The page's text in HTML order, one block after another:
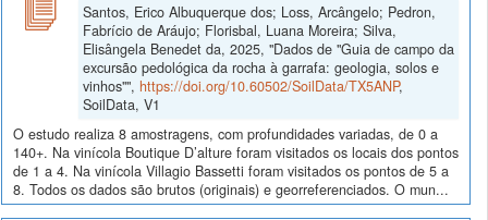
Santos, Erico Albuquerque dos; Loss, Arcângelo; Pedron,
Fabrício de Aráujo; Florisbal, Luana Moreira; Silva,
Elisângela Benedet da, 2025, "Dados de "Guia de campo da
excursão pedológica da rocha à garrafa: geologia, solos e
vinhos"", https://doi.org/10.60502/SoilData/TX5ANP,
SoilData, V1
O estudo realiza 8 amostragens, com profundidades variadas, de 0 a
140+. Na vinícola Boutique D’alture foram visitados os locais dos pontos
de 1 a 4. Na vinícola Villagio Bassetti foram visitados os pontos de 5 a
8. Todos os dados são brutos (originais) e georreferenciados. O mun...